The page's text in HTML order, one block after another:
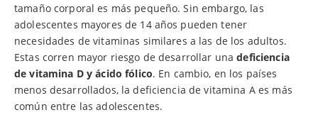
tamaño corporal es más pequeño. Sin embargo, las
adolescentes mayores de 14 años pueden tener
necesidades de vitaminas similares a las de los adultos.
Estas corren mayor riesgo de desarrollar unadeficiencia
de vitamina D y ácido fólico. En cambio, en los países
menos desarrollados, la deficiencia de vitamina A es más
común entre las adolescentes.